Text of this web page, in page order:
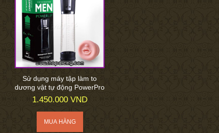
Sử dụng máy tập làm to
dương vật tự động PowerPro
1.450.000 VND